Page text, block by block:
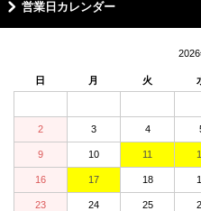
営業日カレンダー
日 月 火
2 3 4
9 10 11
16 17 18
23 24 25